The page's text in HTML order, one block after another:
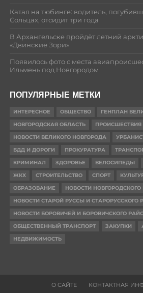
Катал на тюбинге: водитель,
Сольцах, отсидит три года
В Архангельске пройдёт летний
«Двинские Зори»
Появилось фото с места
Ильмень под Новгородом
ПОПУЛЯРНЫЕ МЕТКИ
ИНТЕРЕСНОЕ ОБЩЕСТВО
ГЕНПЛАН
НОВГОРОДСКАЯ ОБЛАСТЬ
ПРОИСШЕСТВИЯ
НОВОСТИ ВЕЛИКОГО НОВГОРОДА
БДД И ДОРОГИ
ПРОКУРАТУРА
КРИМИНАЛ
ЗДОРОВЬЕ ВЕЛОСИПЕДЫ
ЖКХ
СТРОИТЕЛЬСТВО СПОРТ
ОБРАЗОВАНИЕ
НОВОСТИ
НОВОСТИ СТАРОЙ РУССЫ И СТАРОРУССКОГО
НОВОСТИ БОРОВИЧЕЙ И БОРОВИЧСКОГО
ОБЩЕСТВЕННЫЙ ТРАНСПОРТ
ЗАКУПКИ
НЕДВИЖИМОСТЬ
О САЙТЕ
КОНТАКТНАЯ